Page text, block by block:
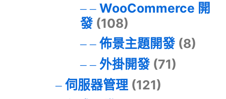
WooCommerce 開
發(108)
佈景主題開發(8)
外掛開發(71)
伺服器管理(121)